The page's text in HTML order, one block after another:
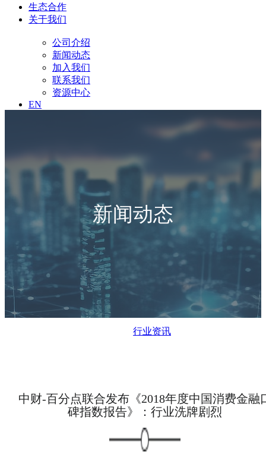
生态合作
关于我们
公司介绍
新闻动态
加入我们
联系我们
资源中心
EN
新闻动态
行业资讯
中财-百分点联合发布《2018年度中国消费金融
碑指数报告》：行业洗牌剧烈